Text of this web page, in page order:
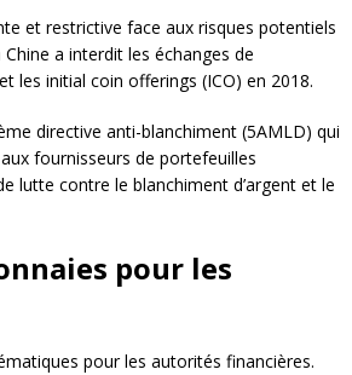
et restrictive face aux risques potentiels
a interdit les échanges de
les initial coin offerings (ICO) en 2018.
directive anti-blanchiment (5AMLD) qui
fournisseurs de portefeuilles
lutte contre le blanchiment d’argent et le
pour les
pour les autorités financières.